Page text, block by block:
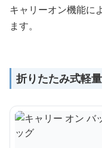
キャリーオン機能に
ます。
折りたたみ式軽